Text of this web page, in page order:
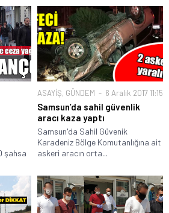
şahsa
ASAYİŞ, GÜNDEM 6 Aralık 2017 11:15
Samsun’da sahil güvenlik
aracı kaza yaptı
Samsun'da Sahil Güvenik
Karadeniz Bölge Komutanlığına ait
askeri aracın orta...